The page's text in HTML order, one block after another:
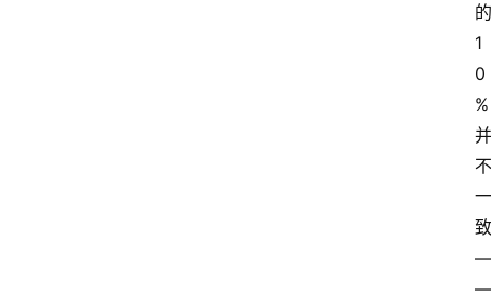
的
1
0
%
并
不
一
致
—
—